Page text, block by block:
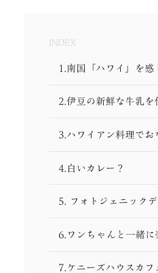
INDEX
1.南国「ハワイ」を
2.伊豆の新鮮な牛乳を
3.ハワイアン料理で
4.白いカレー？
5. フォトジェニックデ
6.ワンちゃんと一緒に
7.ケニーズハウスカ